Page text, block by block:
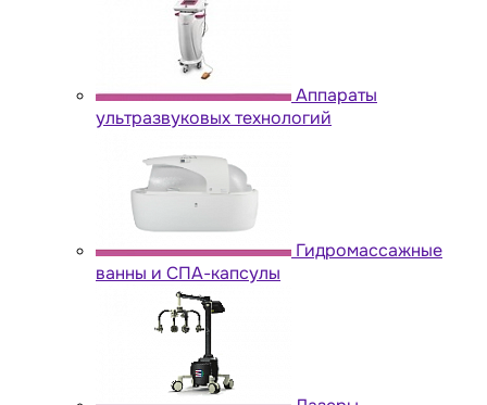
Аппараты
ультразвуковых технологий
Гидромассажные
ванны и СПА-капсулы